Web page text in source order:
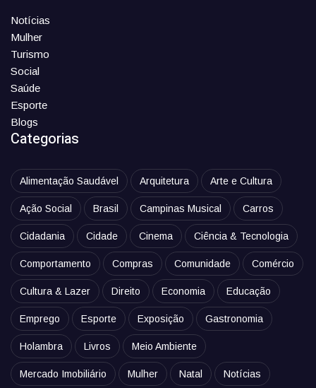
Notícias
Mulher
Turismo
Social
Saúde
Esporte
Blogs
Categorias
Alimentação Saudável Arquitetura Arte e Cultura
Ação Social Brasil Campinas Musical Carros
Cidadania Cidade Cinema Ciência & Tecnologia
Comportamento Compras Comunidade Comércio
Cultura & Lazer Direito Economia Educação
Emprego Esporte Exposição Gastronomia
Holambra Livros Meio Ambiente
Mercado Imobiliário Mulher Natal Notícias